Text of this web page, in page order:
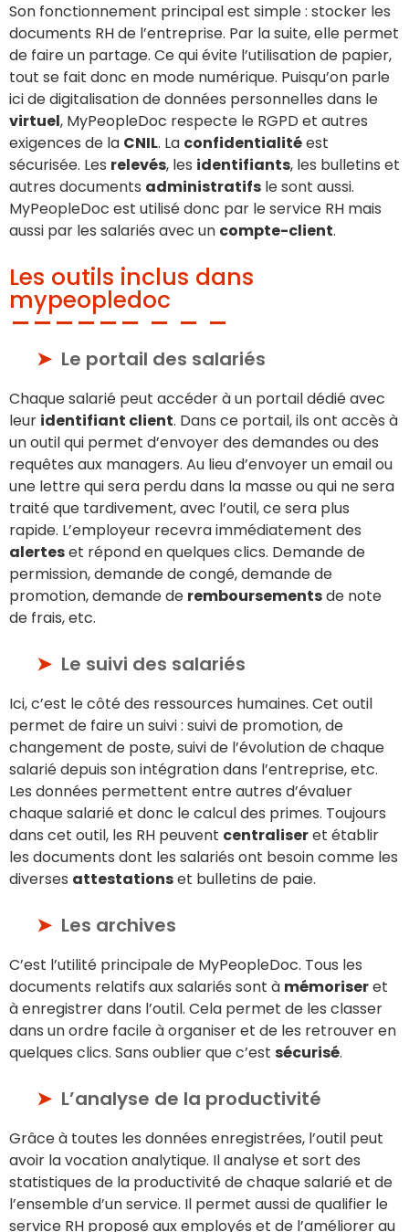
Son fonctionnement principal est simple : stocker les
documents RH de l’entreprise. Par la suite, elle permet
de faire un partage. Ce qui évite l’utilisation de papier,
tout se fait donc en mode numérique. Puisqu’on parle
ici de digitalisation de données personnelles dans le
virtuel, MyPeopleDoc respecte le RGPD et autres
exigences de la CNIL. La confidentialitéest
sécurisée. Les relevés, les identifiants, les bulletins et
autres documents administratifs le sont aussi.
MyPeopleDoc est utilisé donc par le service RH mais
aussi par les salariés avec un compte-client.
Les outils inclus dans
mypeopledoc
Le portail des salariés
Chaque salarié peut accéder à un portail dédié avec
leur identifiant client. Dans ce portail, ils ont accès à
un outil qui permet d’envoyer des demandes ou des
requêtes aux managers. Au lieu d’envoyer un email ou
une lettre qui sera perdu dans la masse ou qui ne sera
traité que tardivement, avec l’outil, ce sera plus
rapide. L’employeur recevra immédiatement des
alerteset répond en quelques clics. Demande de
permission, demande de congé, demande de
promotion, demande de remboursementsde note
de frais, etc.
Le suivi des salariés
Ici, c’est le côté des ressources humaines. Cet outil
permet de faire un suivi : suivi de promotion, de
changement de poste, suivi de l’évolution de chaque
salarié depuis son intégration dans l’entreprise, etc.
Les données permettent entre autres d’évaluer
chaque salarié et donc le calcul des primes. Toujours
dans cet outil, les RH peuvent centraliseret établir
les documents dont les salariés ont besoin comme les
diverses attestationset bulletins de paie.
Les archives
C’est l’utilité principale de MyPeopleDoc. Tous les
documents relatifs aux salariés sont à mémoriseret
à enregistrer dans l’outil. Cela permet de les classer
dans un ordre facile à organiser et de les retrouver en
quelques clics. Sans oublier que c’est sécurisé.
L’analyse de la productivité
Grâce à toutes les données enregistrées, l’outil peut
avoir la vocation analytique. Il analyse et sort des
statistiques de la productivité de chaque salarié et de
l’ensemble d’un service. Il permet aussi de qualifier le
service RH proposé aux employés et de l’améliorer au